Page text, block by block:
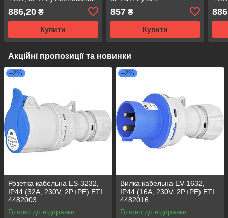
886,20 ₴
Купити
857₴
Купити
Акційні пропозиції та новинки
–2%
Розетка кабельна ES-3232,
IP44 (32A, 230V, 2P+PE) ETI
4482003
Готово до відправки
–2%
Вилка кабельна EV-1632,
IP44 (16A, 230V, 2P+PE) ETI
4482016
Готово до відправки